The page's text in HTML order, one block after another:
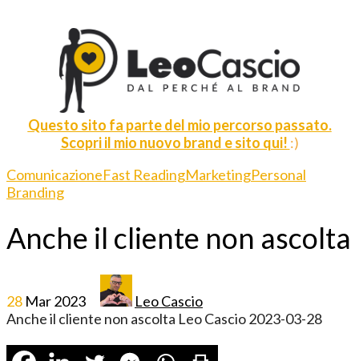
Questo sito fa parte del mio percorso passato.
Scopri il mio nuovo brand e sito qui! :)
ComunicazioneFast ReadingMarketingPersonal
Branding
Anche il cliente non ascolta
28 Mar2023
Leo Cascio
Anche il cliente non ascolta Leo Cascio2023-03-28